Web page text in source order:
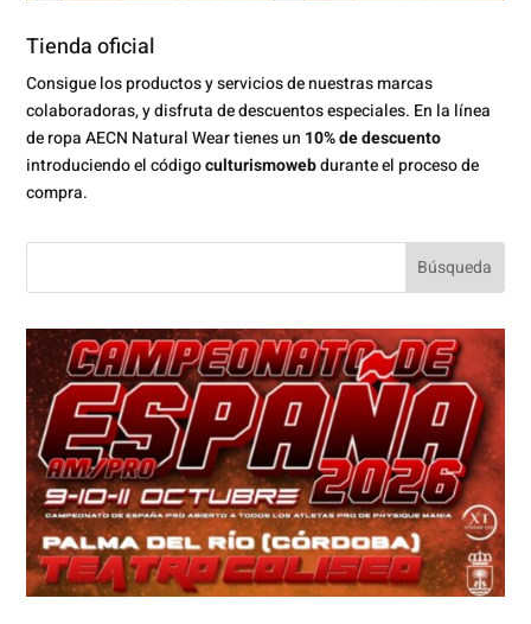
Tienda oficial
Consigue los productos y servicios de nuestras marcas
colaboradoras, y disfruta de descuentos especiales. En la línea
de ropa AECN Natural Wear tienes un 10% de descuento
introduciendo el códigoculturismowebdurante el proceso de
compra.